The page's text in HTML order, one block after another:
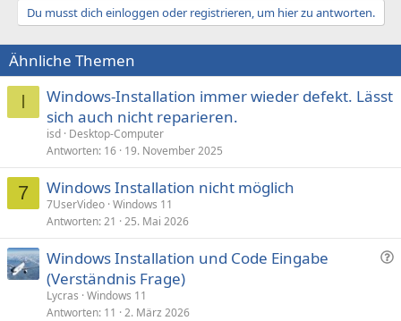
Du musst dich einloggen oder registrieren, um hier zu antworten.
Ähnliche Themen
I
Windows-Installation immer wieder defekt. Lässt
sich auch nicht reparieren.
isd Desktop-Computer
Antworten 16 19. November 2025
7 Windows Installation nicht möglich
7UserVideo Windows 11
Antworten 21 25. Mai 2026
F
Windows Installation und Code Eingabe
(Verständnis Frage)
Lycras Windows 11
Antworten 11 2. März 2026